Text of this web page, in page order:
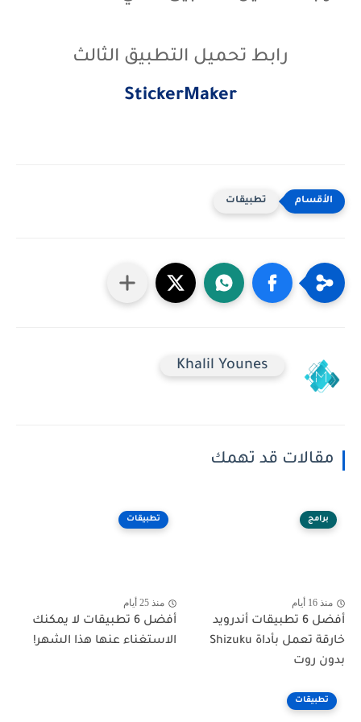
رابط تحميل التطبيق الثالث
StickerMaker
تطبيقات
Khalil Younes
مقالات قد تهمك
برامج
منذ 16 أيام
أفضل 6 تطبيقات أندرويد
خارقة تعمل بأداة Shizuku
بدون روت
تطبيقات
منذ 25 أيام
أفضل 6 تطبيقات لا يمكنك
الاستغناء عنها هذا الشهر!
تطبيقات